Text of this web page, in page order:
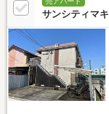
サンシティマキ